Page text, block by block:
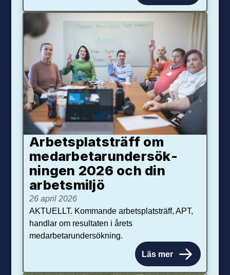
Arbetsplats­träff om
med­arbetar­under­sök­
ningen 2026 och din
arbets­miljö
26 april 2026
AKTUELLT. Kommande arbetsplatsträff, APT,
handlar om resultaten i årets
medarbetarundersökning.
Läs mer